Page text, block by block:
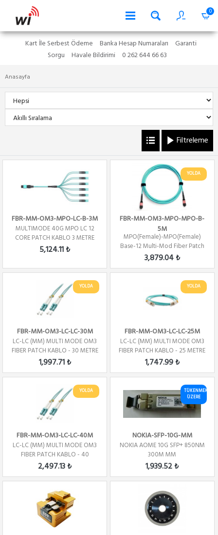
0
Kart İle Serbest Ödeme Banka Hesap Numaraları
Garanti
Sorgu
Havale Bildirimi 0 262 644 66 63
Anasayfa
Filtreleme
FBR-MM-OM3-MPO-LC-B-3M
MULTIMODE 40G MPO LC 12
CORE PATCH KABLO 3 METRE
POL - B
5,124.11 ₺
YOLDA
FBR-MM-OM3-MPO-MPO-B-
5M
MPO(Female)-MPO(Female)
Base-12 Multi-Mod Fiber Patch
Cord OM3 Pol...
3,879.04 ₺
YOLDA
FBR-MM-OM3-LC-LC-30M
LC-LC (MM) MULTI MODE OM3
FIBER PATCH KABLO - 30 METRE
1,997.71 ₺
YOLDA
FBR-MM-OM3-LC-LC-25M
LC-LC (MM) MULTI MODE OM3
FIBER PATCH KABLO - 25 METRE
1,747.99 ₺
YOLDA
FBR-MM-OM3-LC-LC-40M
LC-LC (MM) MULTI MODE OM3
FIBER PATCH KABLO - 40
METRE
2,497.13 ₺
TÜKENMEK
ÜZERE
NOKIA-SFP-10G-MM
NOKIA AOME 10G SFP+ 850NM
300M MM
1,939.52 ₺